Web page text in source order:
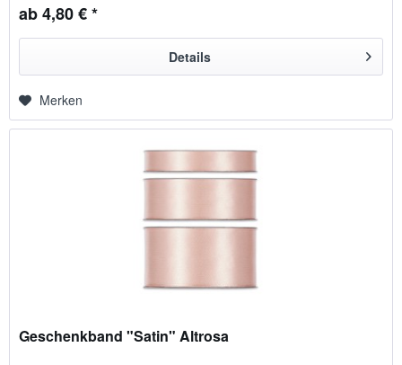
ab 4,80 € *
Details
Merken
Geschenkband "Satin" Altrosa